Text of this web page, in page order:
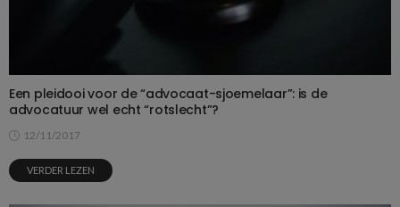
Een pleidooi voor de “advocaat-sjoemelaar”: is de
advocatuur wel echt “rotslecht”?
12/11/2017
VERDER LEZEN